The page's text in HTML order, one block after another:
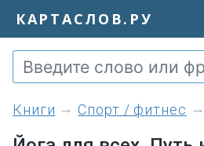
КАРТАСЛОВ.РУ
книги Спорт / фитнес